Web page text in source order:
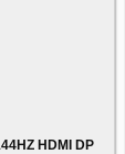
HDMI DP